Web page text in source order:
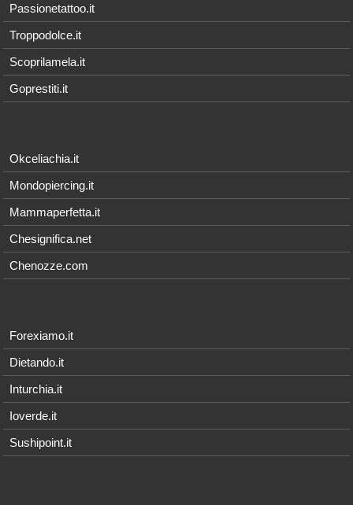
Passionetattoo.it
Troppodolce.it
Scoprilamela.it
Goprestiti.it
Okceliachia.it
Mondopiercing.it
Mammaperfetta.it
Chesignifica.net
Chenozze.com
Forexiamo.it
Dietando.it
Inturchia.it
Ioverde.it
Sushipoint.it